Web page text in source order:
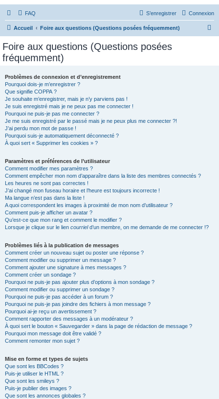
FAQ Connexion
S’enregistrer
Accueil Foire aux questions (Questions posées fréquemment)
Foire aux questions (Questions posées
fréquemment)
Problèmes de connexion et d’enregistrement
Pourquoi dois-je m’enregistrer ?
Que signifie COPPA ?
Je souhaite m’enregistrer, mais je n’y parviens pas !
Je suis enregistré mais je ne peux pas me connecter !
Pourquoi ne puis-je pas me connecter ?
Je me suis enregistré par le passé mais je ne peux plus me connecter ?!
J’ai perdu mon mot de passe !
Pourquoi suis-je automatiquement déconnecté ?
À quoi sert « Supprimer les cookies » ?
Paramètres et préférences de l’utilisateur
Comment modifier mes paramètres ?
Comment empêcher mon nom d’apparaître dans la liste des membres connectés ?
Les heures ne sont pas correctes !
J’ai changé mon fuseau horaire et l’heure est toujours incorrecte !
Ma langue n’est pas dans la liste !
A quoi correspondent les images à proximité de mon nom d’utilisateur ?
Comment puis-je afficher un avatar ?
Qu’est-ce que mon rang et comment le modifier ?
Lorsque je clique sur le lien courrield’un membre, on me demande de me connecter !?
Problèmes liés à la publication de messages
Comment créer un nouveau sujet ou poster une réponse ?
Comment modifier ou supprimer un message ?
Comment ajouter une signature à mes messages ?
Comment créer un sondage ?
Pourquoi ne puis-je pas ajouter plus d’options à mon sondage ?
Comment modifier ou supprimer un sondage ?
Pourquoi ne puis-je pas accéder à un forum ?
Pourquoi ne puis-je pas joindre des fichiers à mon message ?
Pourquoi ai-je reçu un avertissement ?
Comment rapporter des messages à un modérateur ?
À quoi sert le bouton « Sauvegarder » dans la page de rédaction de message ?
Pourquoi mon message doit être validé ?
Comment remonter mon sujet ?
Mise en forme et types de sujets
Que sont les BBCodes ?
Puis-je utiliser le HTML ?
Que sont les smileys ?
Puis-je publier des images ?
Que sont les annonces globales ?